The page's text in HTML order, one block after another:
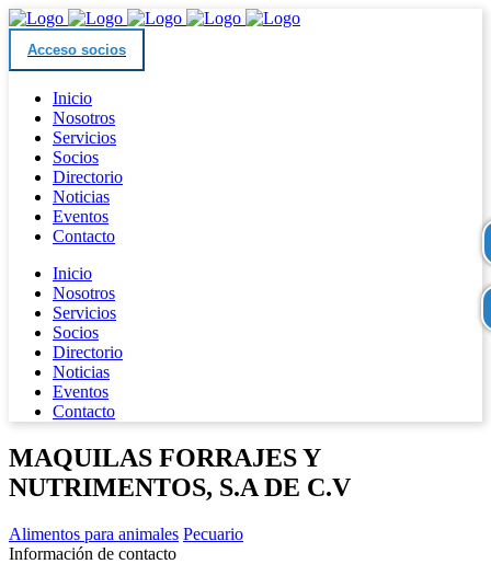
Acceso socios
Inicio
Nosotros
Servicios
Socios
Directorio
Noticias
Eventos
Contacto
Inicio
Nosotros
Servicios
Socios
Directorio
Noticias
Eventos
Contacto
MAQUILAS FORRAJES Y
NUTRIMENTOS, S.A DE C.V
Alimentos para animales Pecuario
Información de contacto